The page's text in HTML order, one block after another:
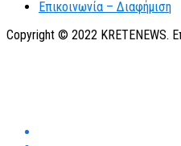
Επικοινωνία – Διαφήμιση
Copyright © 2022 KRETENEWS.